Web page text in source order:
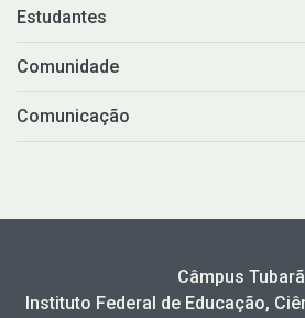
Estudantes
Comunidade
Comunicação
Câmpus
Instituto Federal de Educação,